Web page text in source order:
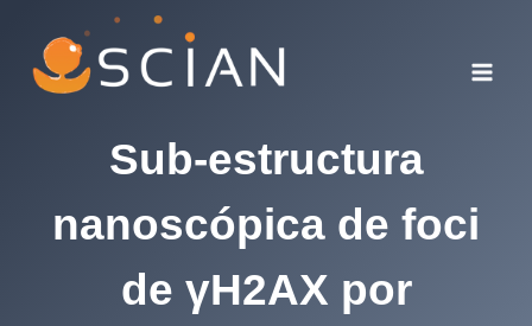
content
Sub-estructura
nanoscópica de foci
de γH2AX por